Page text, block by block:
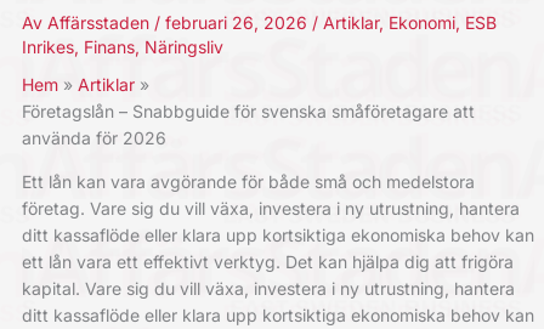
Av Affärsstaden / februari 26, 2026 / Artiklar, Ekonomi, ESB
Inrikes, Finans, Näringsliv
Hem
Artiklar
Företagslån – Snabbguide för svenska småföretagare att
använda för 2026
Ett lån kan vara avgörande för både små och medelstora
företag. Vare sig du vill växa, investera i ny utrustning, hantera
ditt kassaflöde eller klara upp kortsiktiga ekonomiska behov kan
ett lån vara ett effektivt verktyg. Det kan hjälpa dig att frigöra
kapital. Vare sig du vill växa, investera i ny utrustning, hantera
ditt kassaflöde eller klara upp kortsiktiga ekonomiska behov kan